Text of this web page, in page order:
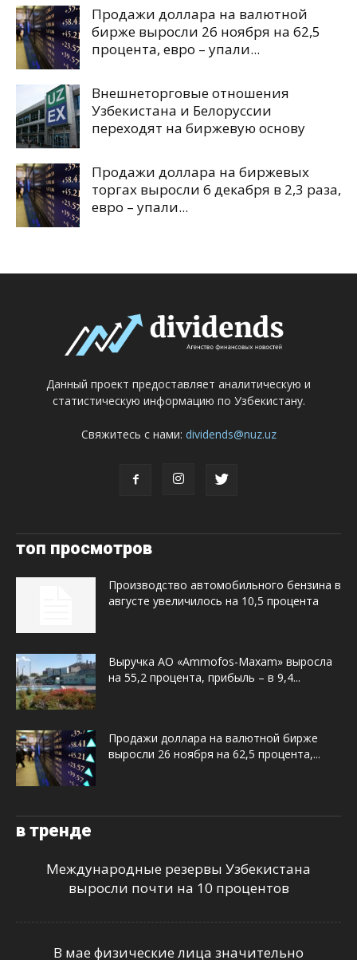
Продажи доллара на валютной
бирже выросли 26 ноября на 62,5
процента, евро – упали...
Внешнеторговые отношения
Узбекистана и Белоруссии
переходят на биржевую основу
Продажи доллара на биржевых
торгах выросли 6 декабря в 2,3 раза,
евро – упали...
Данный проект предоставляет аналитическую и
статистическую информацию по Узбекистану.
Свяжитесь с нами: dividends@nuz.uz
топ просмотров
Производство автомобильного бензина в
августе увеличилось на 10,5 процента
Выручка АО «Ammofos-Maxam» выросла
на 55,2 процента, прибыль – в 9,4...
Продажи доллара на валютной бирже
выросли 26 ноября на 62,5 процента,...
в тренде
Международные резервы Узбекистана
выросли почти на 10 процентов
В мае физические лица значительно